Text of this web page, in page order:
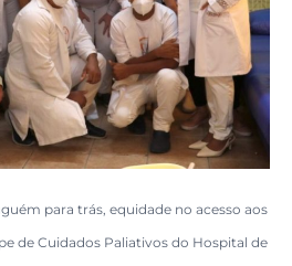
para trás, equidade no acesso aos
de Cuidados Paliativos do Hospital de